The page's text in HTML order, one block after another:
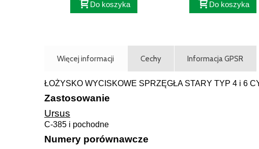
Do koszyka
Do koszyka
Więcej informacji Cechy Informacja GPSR
ŁOŻYSKO WYCISKOWE SPRZĘGŁA STARY TYP 4 i 6
Zastosowanie
Ursus
C-385 i pochodne
Numery porównawcze